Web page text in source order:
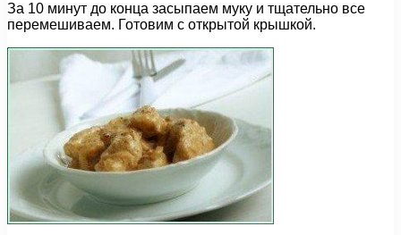
За 10 минут до конца засыпаем муку и тщательно все
перемешиваем. Готовим с открытой крышкой.